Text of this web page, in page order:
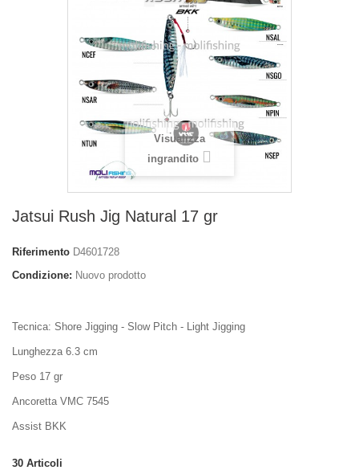
Visualizza
ingrandito
Jatsui Rush Jig Natural 17 gr
Riferimento D4601728
Condizione: Nuovo prodotto
Tecnica: Shore Jigging - Slow Pitch - Light Jigging
Lunghezza 6.3 cm
Peso 17 gr
Ancoretta VMC 7545
Assist BKK
30 Articoli